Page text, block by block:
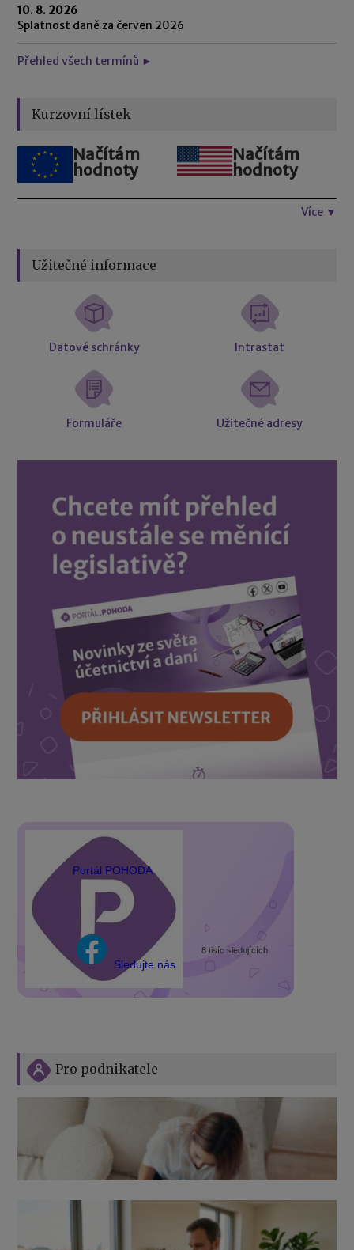
10. 8. 2026
Splatnost daně za červen 2026
Přehled všech termínů ►
Kurzovní lístek
Načítám
hodnoty
Načítám
hodnoty
Více ▼
Užitečné informace
Datové schránky Intrastat
Formuláře Užitečné adresy
Portál POHODA
Sledujte nás
8 tisíc sledujících
Pro podnikatele